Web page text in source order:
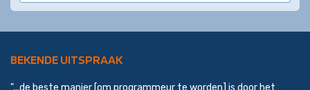
BEKENDE UITSPRAAK
"...de beste manier [om programmeur te worden] is door het